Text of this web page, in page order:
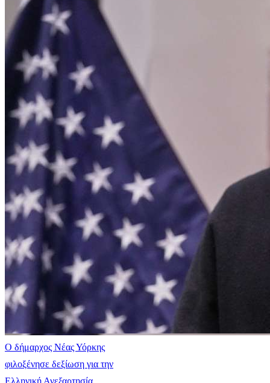
Ο δήμαρχος Νέας Υόρκης
φιλοξένησε δεξίωση για την